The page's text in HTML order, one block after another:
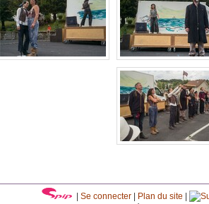
Se connecter| Plan du site